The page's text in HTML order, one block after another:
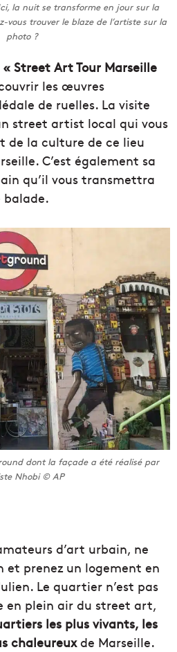
la nuit se transforme en jour sur la
vous trouver le blaze de l’artiste sur la
photo ?
« Street Art Tour Marseille
les œuvres
de ruelles. La visite
street artist local qui vous
de la culture de ce lieu
C’est également sa
qu’il vous transmettra
dont la façade a été réalisé par
Nhobi © AP
d’art urbain, ne
et prenez un logement en
Le quartier n’est pas
en plein air du street art,
les plus vivants, les
chaleureuxde Marseille.